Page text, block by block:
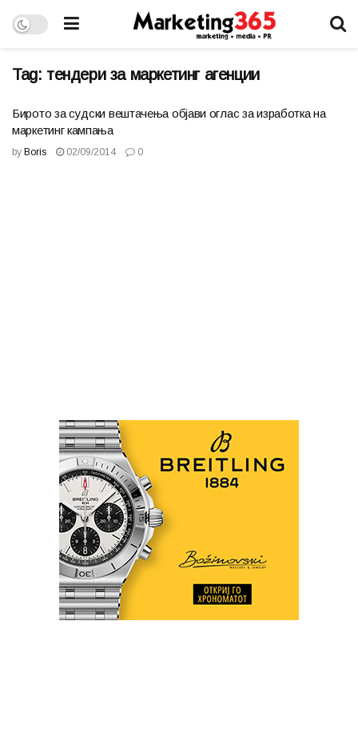
Tag: тендери за маркетинг агенции
Бирото за судски вештачења објави оглас за изработка на
маркетинг кампања
by Boris 02/09/2014 0